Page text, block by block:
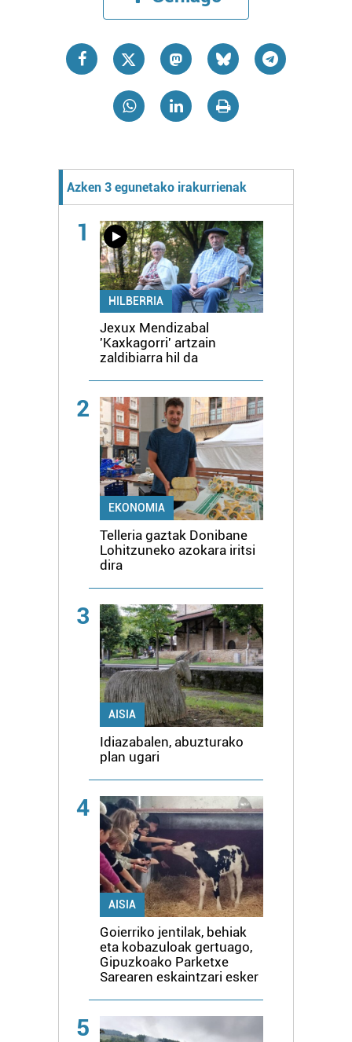
Azken 3 egunetako irakurrienak
1
HILBERRIA
Jexux Mendizabal
'Kaxkagorri' artzain
zaldibiarra hil da
2
EKONOMIA
Telleria gaztak Donibane
Lohitzuneko azokara iritsi
dira
3
AISIA
Idiazabalen, abuzturako
plan ugari
4
AISIA
Goierriko jentilak, behiak
eta kobazuloak gertuago,
Gipuzkoako Parketxe
Sarearen eskaintzari esker
5